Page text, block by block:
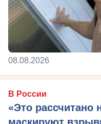
08.08.2026
В России
«Это